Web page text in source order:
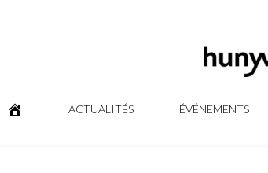
ACTUALITÉS ÉVÉNEMENTS